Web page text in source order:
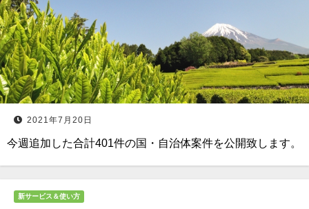
2021年7月20日
今週追加した合計401件の国・自治体案件を公開致します。
新サービス＆使い方